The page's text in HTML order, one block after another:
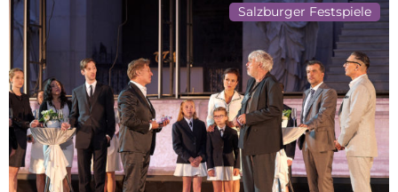
Salzburger Festspiele